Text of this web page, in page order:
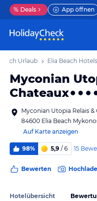
% Deals App öffnen
Urlaub Elia Beach Hotels
Myconian
Chateaux
Myconian Utopia Relais &
84600 Elia Beach
Auf Karte anzeigen
98% 5,9 / 6 15
Bewerten
Hotelübersicht